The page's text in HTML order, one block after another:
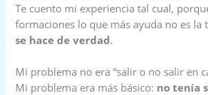
Te cuento mi experiencia tal cual,
formaciones lo que más ayuda no es la
se hace de verdad.
Mi problema no era “salir o no salir en
Mi problema era más básico: no tenía